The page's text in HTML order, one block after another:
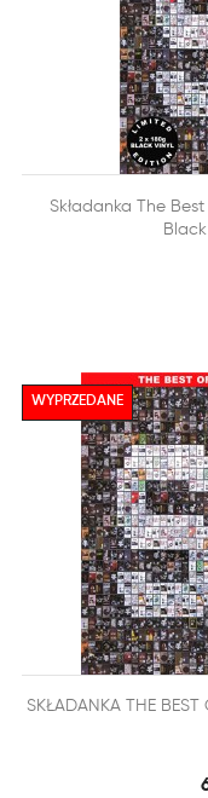
DODAJ DO
Składanka The Best
DODAJ DO
SKŁADANKA THE BEST
WYPRZEDANE